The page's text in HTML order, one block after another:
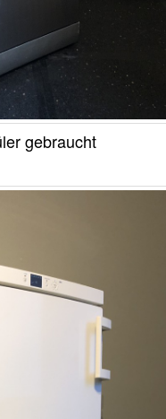
gebraucht